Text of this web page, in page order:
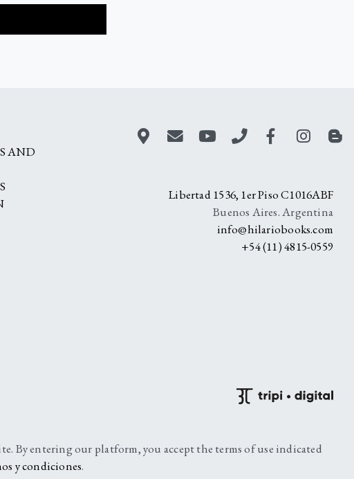
AND
Libertad 1536, 1er Piso C1016ABF
Buenos Aires. Argentina
info@hilariobooks.com
+54 (11) 4815-0559
By entering our platform, you accept the terms of use indicated
y condiciones.